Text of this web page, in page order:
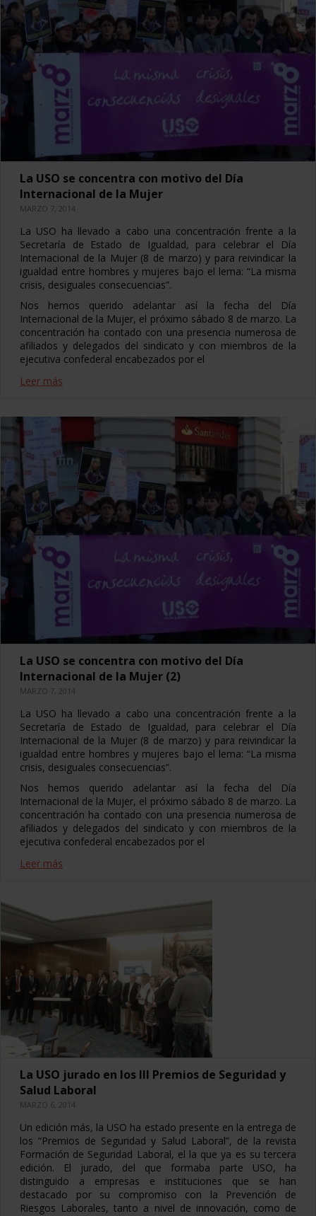
La USO se concentra con motivo del Día
Internacional de la Mujer
MARZO 7, 2014
La USO ha llevado a cabo una concentración frente a la
Secretaría de Estado de Igualdad, para celebrar el Día
Internacional de la Mujer (8 de marzo) y para reivindicar la
igualdad entre hombres y mujeres bajo el lema: “La misma
crisis, desiguales consecuencias”.
Nos hemos querido adelantar así la fecha del Día
Internacional de la Mujer, el próximo sábado 8 de marzo. La
concentración ha contado con una presencia numerosa de
afiliados y delegados del sindicato y con miembros de la
ejecutiva confederal encabezados por el
Leer más
La USO se concentra con motivo del Día
Internacional de la Mujer (2)
MARZO 7, 2014
La USO ha llevado a cabo una concentración frente a la
Secretaría de Estado de Igualdad, para celebrar el Día
Internacional de la Mujer (8 de marzo) y para reivindicar la
igualdad entre hombres y mujeres bajo el lema: “La misma
crisis, desiguales consecuencias”.
Nos hemos querido adelantar así la fecha del Día
Internacional de la Mujer, el próximo sábado 8 de marzo. La
concentración ha contado con una presencia numerosa de
afiliados y delegados del sindicato y con miembros de la
ejecutiva confederal encabezados por el
Leer más
La USO jurado en los III Premios de Seguridad y
Salud Laboral
MARZO 6, 2014
Un edición más, la USO ha estado presente en la entrega de
los “Premios de Seguridad y Salud Laboral”, de la revista
Formación de Seguridad Laboral, el la que ya es su tercera
edición. El jurado, del que formaba parte USO, ha
distinguido a empresas e instituciones que se han
destacado por su compromiso con la Prevención de
Riesgos Laborales, tanto a nivel de innovación, como de